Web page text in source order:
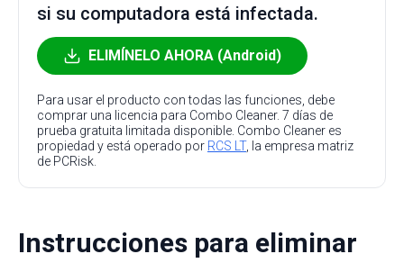
si su computadora está infectada.
ELIMÍNELO AHORA (Android)
Para usar el producto con todas las funciones, debe
comprar una licencia para Combo Cleaner. 7 días de
prueba gratuita limitada disponible. Combo Cleaner es
propiedad y está operado por RCS LT, la empresa matriz
de PCRisk.
Instrucciones para eliminar